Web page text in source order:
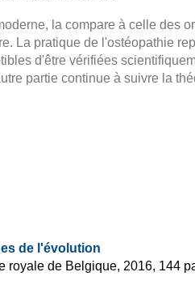
la compare à celle des
La pratique de l'ostéopathie
d'être vérifiées
partie continue à suivre la
de l'évolution
royale de Belgique, 2016, 144